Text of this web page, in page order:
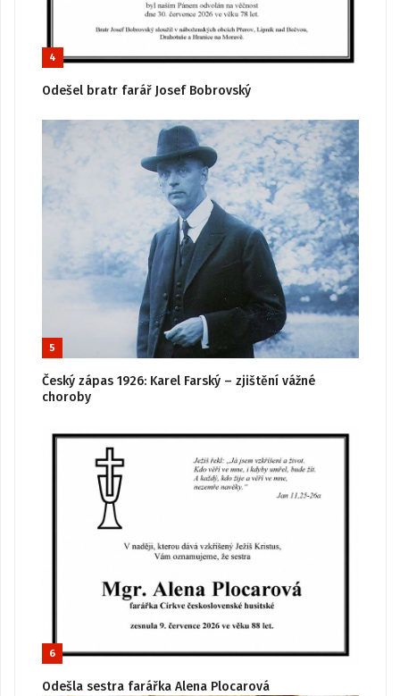
4
Odešel bratr farář Josef Bobrovský
5
Český zápas 1926: Karel Farský – zjištění vážné
choroby
6
Odešla sestra farářka Alena Plocarová